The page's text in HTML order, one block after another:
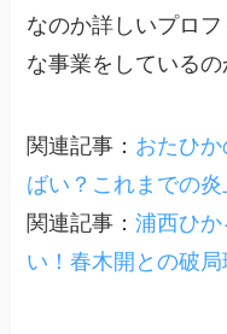
なのか詳しいプロ
な事業をしているの
関連記事： おたひ
ばい？これまでの
関連記事：浦西ひ
い！春木開との破